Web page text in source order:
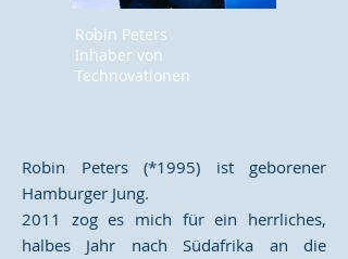
Robin Peters
Inhaber von
Technovationen
Robin Peters (*1995) ist geborener
Hamburger Jung.
2011 zog es mich für ein herrliches,
halbes Jahr nach Südafrika an die